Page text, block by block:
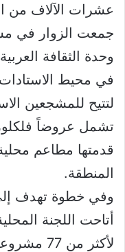
عشرات الآلاف من
جمعت الزوار في
وحدة الثقافة
في محيط
لتتيح للمشجعين
تشمل عروضاً
قدمتها مطاعم
المنطقة.
وفي خطوة تهدف
أتاحت اللجنة
لأكثر من